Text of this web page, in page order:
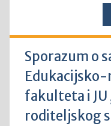
Sporazum o
fakulteta i JU
roditeljskog